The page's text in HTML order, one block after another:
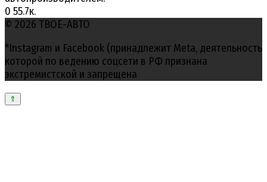
0 55.7к.
© 2026 ТВОЕ-АВТО
*Instagram и Facebook (принадлежит Meta, деятельность
которой по ведению соцсети в РФ признана
экстремистской и запрещена